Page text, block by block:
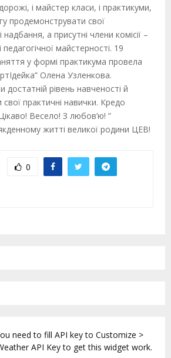
і майстер класи, і практикуми,
продемонструвати свої
а присутні члени комісії –
педагогічної майстерності. 19
у формі практикума провела
Олена Узленкова.
достатній рівень навченості й
практичні навички. Кредо
Весело! З любов’ю! ”
житті великої родини ЦЕВ!
0
need to fill API key to Customize >
API Key to get this widget work.